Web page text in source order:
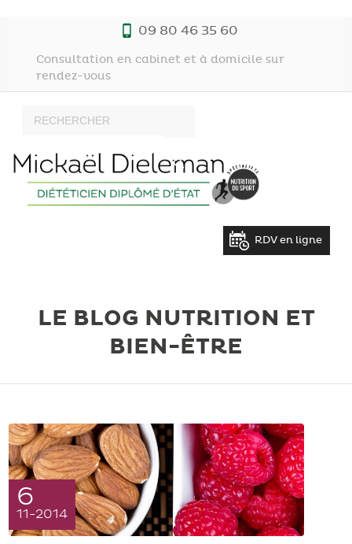
09 80 46 35 60
Consultation en cabinet et à domicile sur
rendez-vous
RDV en ligne
LE BLOG NUTRITION ET
BIEN-ÊTRE
6
11-2014